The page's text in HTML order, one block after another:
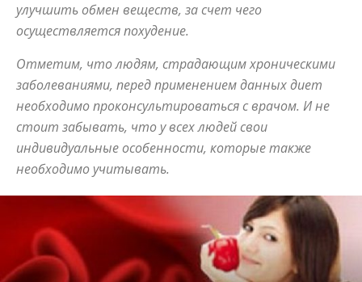
улучшить обмен веществ, за счет чего
осуществляется похудение.
Отметим, что людям, страдающим хроническими
заболеваниями, перед применением данных диет
необходимо проконсультироваться с врачом. И не
стоит забывать, что у всех людей свои
индивидуальные особенности, которые также
необходимо учитывать.